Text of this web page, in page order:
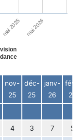
mai 2025 mai 2026
nov-
25
déc-
25
janv-
26
févr-
26
4 3 7 5